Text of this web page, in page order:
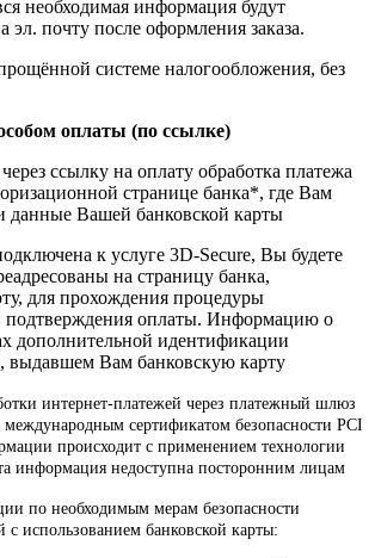
необходимая информация будут
эл. почту после оформления заказа.
системе налогообложения, без
оплаты (по ссылке)
ссылку на оплату обработка платежа
странице банка*, где Вам
данные Вашей банковской карты
к услуге 3D-Secure, Вы будете
на страницу банка,
для прохождения процедуры
подтверждения оплаты. Информацию о
дополнительной идентификации
выдавшем Вам банковскую карту
интернет-платежей через платежный шлюз
международным сертификатом безопасности PCI
происходит с применением технологии
информация недоступна посторонним лицам
по необходимым мерам безопасности
с использованием банковской карты: